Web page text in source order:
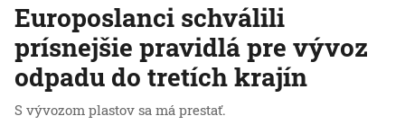
Europoslanci schválili
prísnejšie pravidlá pre vývoz
odpadu do tretích krajín
S vývozom plastov sa má prestať.